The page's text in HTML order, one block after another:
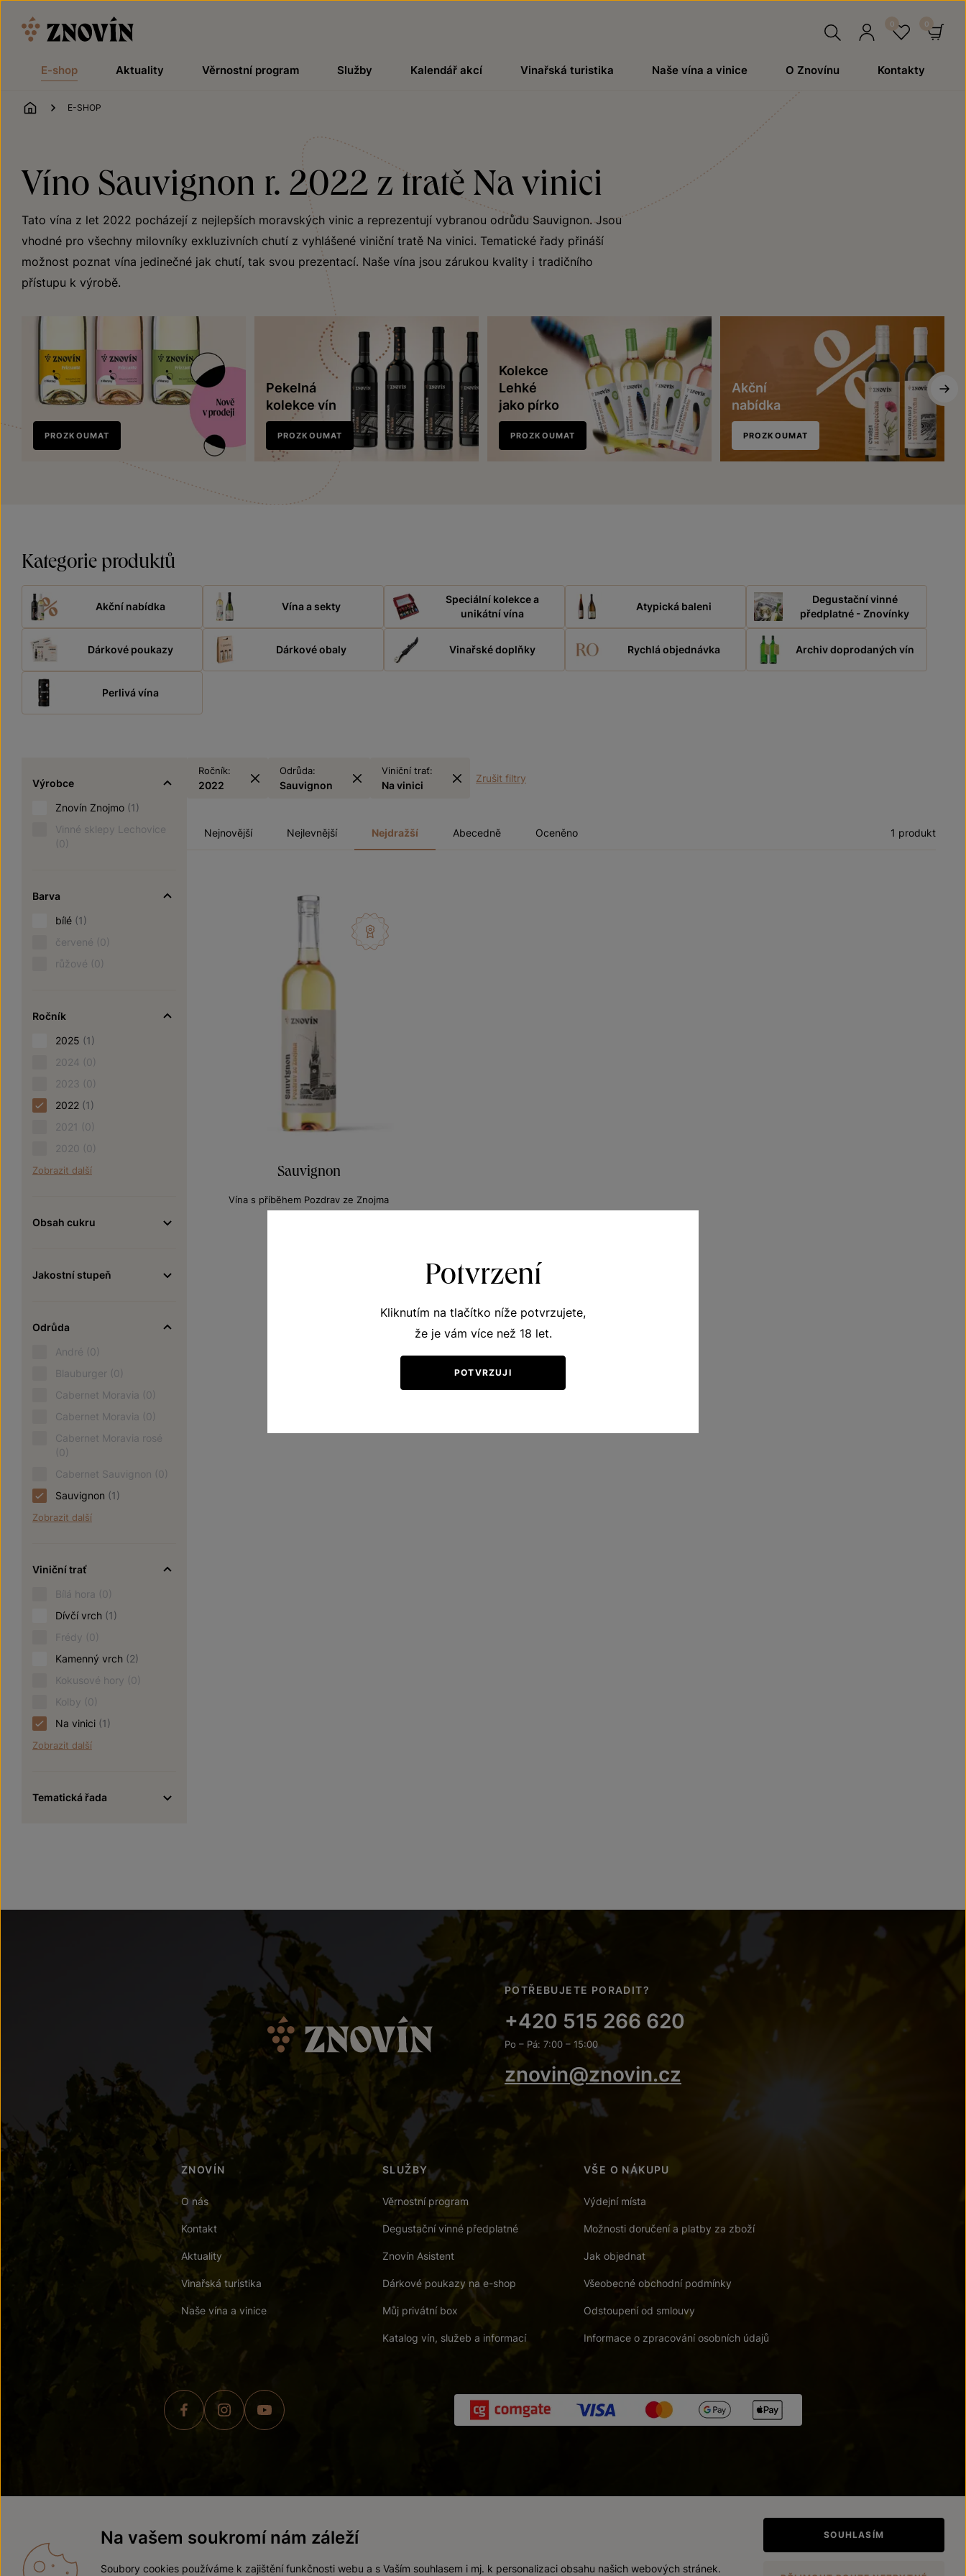
E-shop Aktuality Věrnostní program Služby Kalendář akcí Vinařská turistika Naše vína a vinice O Znovínu Kontakty
ÚVOD
E-SHOP
Víno Sauvignon r. 2022 z tratě Na vinici
Tato vína z let 2022 pocházejí z nejlepších moravských vinic a reprezentují vybranou odrůdu Sauvignon. Jsou
vhodné pro všechny milovníky exkluzivních chutí z vyhlášené viniční tratě Na vinici. Tematické řady přináší
možnost poznat vína jedinečné jak chutí, tak svou prezentací. Naše vína jsou zárukou kvality i tradičního
přístupu k výrobě.
Nově
v prodeji
PROZKOUMAT
Pekelná
kolekce vín
PROZKOUMAT
Kolekce
Lehké
jako pírko
PROZKOUMAT
Akční
nabídka
PROZKOUMAT
Kategorie produktů
Akční nabídka Vína a sekty
Speciální kolekce a
unikátní vína
Atypická baleni
Degustační vinné
předplatné - Znovínky
Dárkové poukazy Dárkové obaly Vinařské doplňky Rychlá objednávka Archiv doprodaných vín
Perlivá vína
Výrobce
Znovín Znojmo (1)
Vinné sklepy Lechovice
(0)
Barva
bílé (1)
červené (0)
růžové (0)
Ročník
2025 (1)
2024 (0)
2023 (0)
2022 (1)
2021 (0)
2020 (0)
Zobrazit další
Obsah cukru
Jakostní stupeň
Odrůda
André (0)
Blauburger (0)
Cabernet Moravia (0)
Cabernet Moravia (0)
Cabernet Moravia rosé
(0)
Cabernet Sauvignon (0)
Sauvignon (1)
Zobrazit další
Viniční trať
Bílá hora (0)
Dívčí vrch (1)
Frédy (0)
Kamenný vrch (2)
Kokusové hory (0)
Kolby (0)
Na vinici (1)
Zobrazit další
Tematická řada
Ročník:
2022
Odrůda:
Sauvignon
Viniční trať:
Na vinici
Zrušit filtry
Nejnovější Nejlevnější Nejdražší Abecedně Oceněno 1 produkt
Sauvignon
Vína s příběhem Pozdrav ze Znojma
POTŘEBUJETE PORADIT?
+420 515 266 620
Po – Pá: 7:00 – 15:00
znovin@znovin.cz
ZNOVÍN
O nás
Kontakt
Aktuality
Vinařská turistika
Naše vína a vinice
SLUŽBY
Věrnostní program
Degustační vinné předplatné
Znovín Asistent
Dárkové poukazy na e-shop
Můj privátní box
Katalog vín, služeb a informací
VŠE O NÁKUPU
Výdejní místa
Možnosti doručení a platby za zboží
Jak objednat
Všeobecné obchodní podmínky
Odstoupení od smlouvy
Informace o zpracování osobních údajů
Zákaz prodeje alkoholických nápojů osobám mladším 18 let.
Vytvořil webProgress
Potvrzení
Kliknutím na tlačítko níže potvrzujete,
že je vám více než 18 let.
POTVRZUJI
Na vašem soukromí nám záleží
Soubory cookies používáme k zajištění funkčnosti webu a s Vaším souhlasem i mj. k personalizaci obsahu našich webových stránek.
SOUHLASÍM